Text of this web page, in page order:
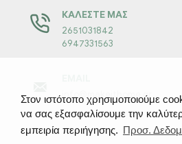
Στον ιστότοπο χρησιμοποιούμε
να σας εξασφαλίσουμε την
εμπειρία περιήγησης. Προσ.
ΚΑΛΈΣΤΕ ΜΑΣ
2651031842
6947331563
info@makeithome.gr